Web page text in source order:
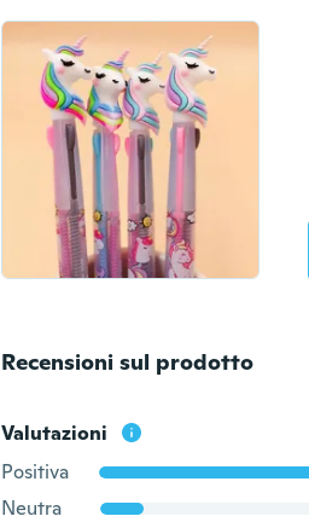
Recensioni sul prodotto
Valutazioni
Positiva
Neutra